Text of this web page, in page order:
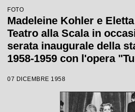
FOTO
Madeleine Kohler e
Teatro alla Scala in
serata inaugurale della
1958-1959 con l'opera
Votto con la regia di
07 DICEMBRE 1958